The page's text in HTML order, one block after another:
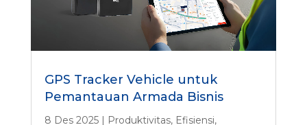
GPS Tracker Vehicle untuk
Pemantauan Armada Bisnis
8 Des 2025| Produktivitas, Efisiensi,